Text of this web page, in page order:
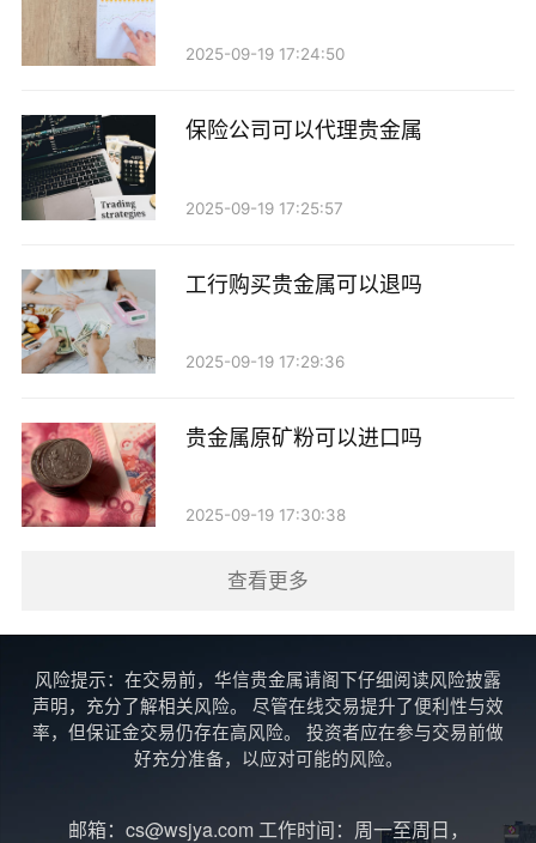
三、当天卖出贵金属的操作流程
如果您决定当天卖出贵金属，操作流程相对简单。
以下是一般的步骤：
1. 登录账户：首先，您需要登录您的农行贵金属交
易账户。确保您的账户内有足够的资金和可交易的贵金
2. 查看行情：进入贵金属交易页面，查看当前的市
场行情，包括买入价和卖出价。
卖出数量，点击“卖出”按钮。系统会显示当前的市场价
格，您可以选择以市价卖出，也可以设置限价。
系统会处理您的卖出请求。
看成交情况，确认卖出是否成功。
四、卖出贵金属需要注意的事项
虽然在农行贵金属交易中可以当天卖出，但仍需注
2025-09-19 17:24:50
保险公司可以代理贵金属
2025-09-19 17:25:57
工行购买贵金属可以退吗
2025-09-19 17:29:36
贵金属原矿粉可以进口吗
2025-09-19 17:30:38
查看更多
风险提示：在交易前，华信贵金属请阁下仔细阅读风险披露
声明，充分了解相关风险。 尽管在线交易提升了便利性与效
率，但保证金交易仍存在高风险。 投资者应在参与交易前做
好充分准备，以应对可能的风险。
邮箱：cs@wsjya.com 工作时间：周一至周日，